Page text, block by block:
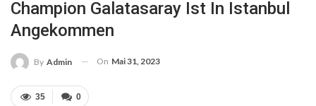
Champion Galatasaray Ist In Istanbul
Angekommen
By Admin On Mai 31, 2023
0
35